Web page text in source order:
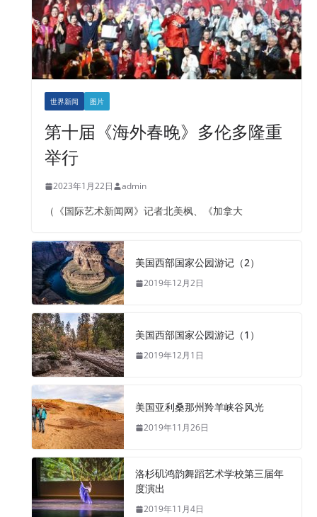
世界新闻 图片
第十届《海外春晚》多伦多隆重
举行
2023年1月22日 admin
（《国际艺术新闻网》记者北美枫、《加拿大
美国西部国家公园游记（2）
2019年12月2日
美国西部国家公园游记（1）
2019年12月1日
美国亚利桑那州羚羊峡谷风光
2019年11月26日
洛杉矶鸿韵舞蹈艺术学校第三届年
度演出
2019年11月4日